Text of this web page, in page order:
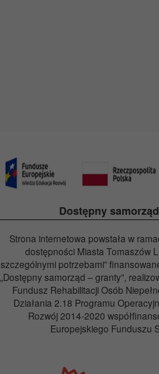
Dostępny
Strona internetowa powstała w
dostępności Miasta Tomaszów
szczególnymi potrzebami”
„Dostępny samorząd – granty”,
Fundusz Rehabilitacji Osób
Działania 2.18 Programu
Rozwój 2014-2020
Europejskiego Funduszu